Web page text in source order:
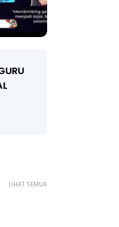
LIHAT SEMUA